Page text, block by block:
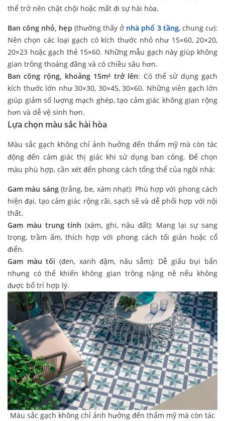
thể trở nên chật chội hoặc mất đi sự hài hòa.
Ban công nhỏ, hẹp (thường thấy ở nhà phố 3 tầng, chung cư):
Nên chọn các loại gạch có kích thước nhỏ như 15×60, 20×20,
20×23 hoặc gạch thẻ 15×60. Những mẫu gạch này giúp không
gian trông thoáng đãng và có chiều sâu hơn.
Ban công rộng, khoảng 15m² trở lên: Có thể sử dụng gạch
kích thước lớn như 30×30, 30×45, 30×60. Những viên gạch lớn
giúp giảm số lượng mạch ghép, tạo cảm giác không gian rộng
hơn và dễ vệ sinh hơn.
Lựa chọn màu sắc hài hòa
Màu sắc gạch không chỉ ảnh hưởng đến thẩm mỹ mà còn tác
động đến cảm giác thị giác khi sử dụng ban công. Để chọn
màu phù hợp, cần xét đến phong cách tổng thể của ngôi nhà:
Gam màu sáng(trắng, be, xám nhạt): Phù hợp với phong cách
hiện đại, tạo cảm giác rộng rãi, sạch sẽ và dễ phối hợp với nội
thất.
Gam màu trung tính (xám, ghi, nâu đất): Mang lại sự sang
trọng, trầm ấm, thích hợp với phong cách tối giản hoặc cổ
điển.
Gam màu tối (đen, xanh đậm, nâu sẫm): Dễ giấu bụi bẩn
nhưng có thể khiến không gian trông nặng nề nếu không
được bố trí hợp lý.
Màu sắc gạch không chỉ ảnh hưởng đến thẩm mỹ mà còn tác